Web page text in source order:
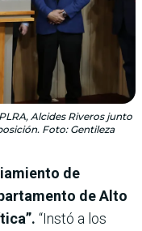
Alcides Riveros junto
Foto: Gentileza
de
de Alto
“Instó a los